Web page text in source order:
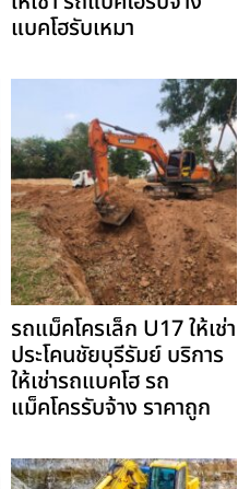
แบคโฮรับเหมา
รถแม็คโครเล็ก U17 ให้เช่า
ประโคนชัยบุรีรัมย์ บริการ
ให้เช่ารถแบคโฮ รถ
แม็คโครรับจ้าง ราคาถูก